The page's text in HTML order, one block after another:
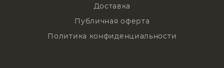
Доставка
Публичная оферта
Политика конфиденциальности